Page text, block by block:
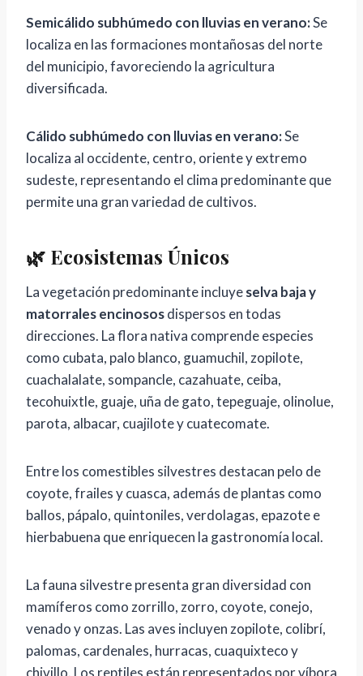
Semicálido subhúmedo con lluvias en verano:Se
localiza en las formaciones montañosas del norte
del municipio, favoreciendo la agricultura
diversificada.
Cálido subhúmedo con lluvias en verano:Se
localiza al occidente, centro, oriente y extremo
sudeste, representando el clima predominante que
permite una gran variedad de cultivos.
🌿 Ecosistemas Únicos
La vegetación predominante incluyeselva baja y
matorrales encinososdispersos en todas
direcciones. La flora nativa comprende especies
como cubata, palo blanco, guamuchil, zopilote,
cuachalalate, sompancle, cazahuate, ceiba,
tecohuixtle, guaje, uña de gato, tepeguaje, olinolue,
parota, albacar, cuajilote y cuatecomate.
Entre los comestibles silvestres destacan pelo de
coyote, frailes y cuasca, además de plantas como
ballos, pápalo, quintoniles, verdolagas, epazote e
hierbabuena que enriquecen la gastronomía local.
La fauna silvestre presenta gran diversidad con
mamíferos como zorrillo, zorro, coyote, conejo,
venado y onzas. Las aves incluyen zopilote, colibrí,
palomas, cardenales, hurracas, cuaquixteco y
chivillo. Los reptiles están representados por víbora